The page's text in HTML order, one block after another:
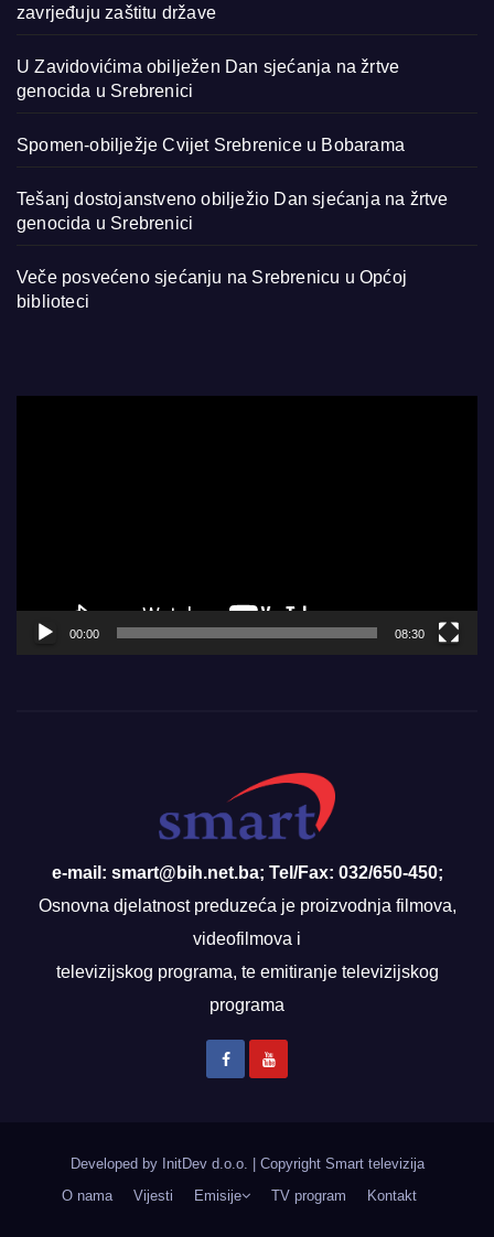
zavrjeđuju zaštitu države
U Zavidovićima obilježen Dan sjećanja na žrtve
genocida u Srebrenici
Spomen-obilježje Cvijet Srebrenice u Bobarama
Tešanj dostojanstveno obilježio Dan sjećanja na žrtve
genocida u Srebrenici
Veče posvećeno sjećanju na Srebrenicu u Općoj
biblioteci
00:00 08:30
e-mail: smart@bih.net.ba; Tel/Fax: 032/650-450;
Osnovna djelatnost preduzeća je proizvodnja filmova,
videofilmova i
televizijskog programa, te emitiranje televizijskog
programa
Developed by InitDev d.o.o.
Copyright Smart televizija
O nama
Vijesti Emisije TV program Kontakt